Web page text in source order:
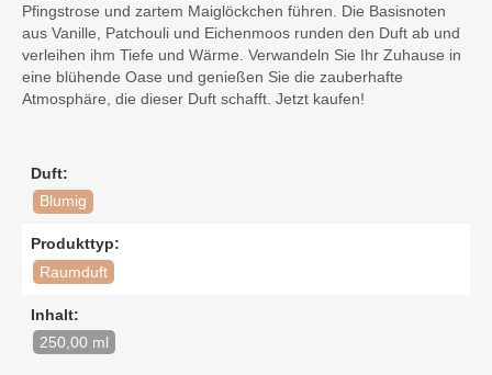
Pfingstrose und zartem Maiglöckchen führen. Die Basisnoten
aus Vanille, Patchouli und Eichenmoos runden den Duft ab und
verleihen ihm Tiefe und Wärme. Verwandeln Sie Ihr Zuhause in
eine blühende Oase und genießen Sie die zauberhafte
Atmosphäre, die dieser Duft schafft. Jetzt kaufen!
Duft:
Blumig
Produkttyp:
Raumduft
Inhalt:
250,00 ml